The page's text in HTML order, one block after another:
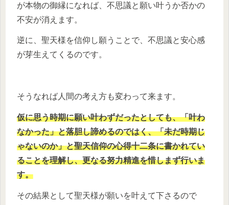
が本物の御縁になれば、不思議と願い叶うか否かの
不安が消えます。
逆に、聖天様を信仰し願うことで、不思議と安心感
が芽生えてくるのです。
そうなれば人間の考え方も変わって来ます。
仮に思う時期に願い叶わずだったとしても、「叶わ
なかった」と落胆し諦めるのではく、「未だ時期じ
ゃないのか」と聖天信仰の心得十二条に書かれてい
ることを理解し、更なる努力精進を惜しまず行いま
す。
その結果として聖天様が願いを叶えて下さるので